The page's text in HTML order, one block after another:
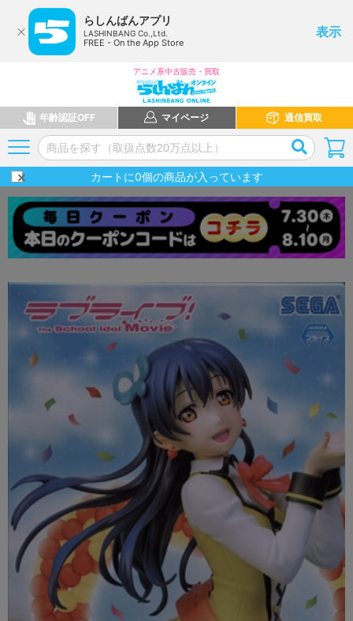
らしんばんアプリ
LASHINBANG Co.,Ltd.
FREE - On the App Store
表示
アニメ系中古販売・買取
年齢認証OFF マイページ 通信買取
カートに0個の商品が入っています